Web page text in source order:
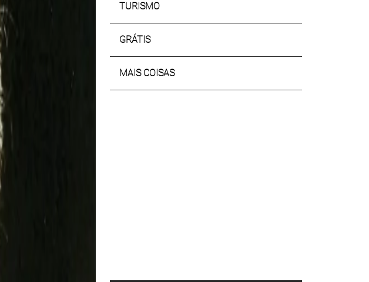
TURISMO
GRÁTIS
MAIS COISAS